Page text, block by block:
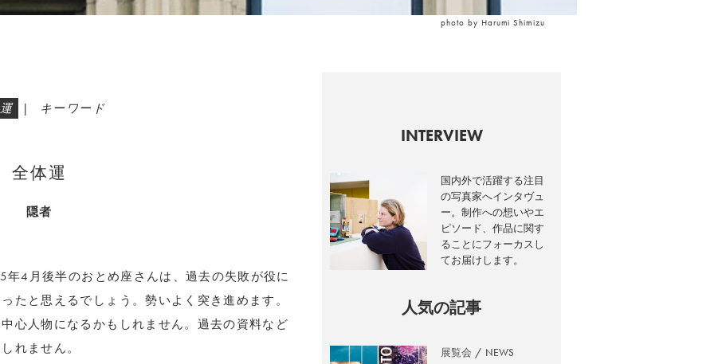
photo by Harumi Shimizu
| キーワード
全体運
隠者
4月後半のおとめ座さんは、過去の失敗が役に
たと思えるでしょう。勢いよく突き進めます。
心人物になるかもしれません。過去の資料など
れません。
INTERVIEW
国内外で活躍する注目
の写真家へインタヴュ
ー。制作への想いやエ
ピソード、作品に関す
ることにフォーカスし
てお届けします。
人気の記事
展覧会 NEWS